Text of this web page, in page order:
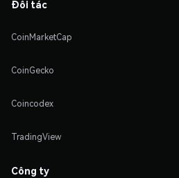
Đối tác
CoinMarketCap
CoinGecko
Coincodex
TradingView
Công ty